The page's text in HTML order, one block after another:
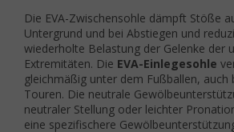
Die EVA-Zwischensohle dämpft Stöße
Untergrund und bei Abstiegen und
wiederholte Belastung der Gelenke der
Extremitäten. Die EVA-Einlegesohle
gleichmäßig unter dem Fußballen, auch
Touren. Die neutrale
neutraler Stellung oder leichter
eine spezifischere